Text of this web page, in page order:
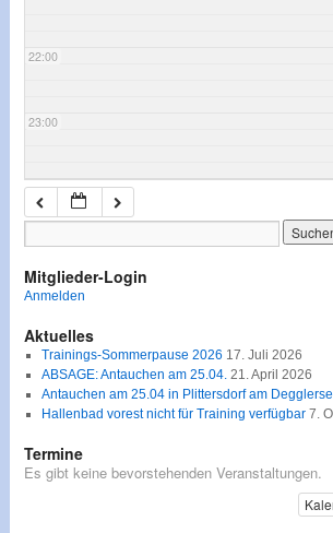
22:00
23:00
Mitglieder-Login
Anmelden
Aktuelles
Trainings-Sommerpause 2026 17. Juli 2026
ABSAGE: Antauchen am 25.04. 21. April 2026
Antauchen am 25.04 in Plittersdorf am
Hallenbad vorest nicht für Training verfügbar 7.
Termine
Es gibt keine bevorstehenden Veranstaltungen.